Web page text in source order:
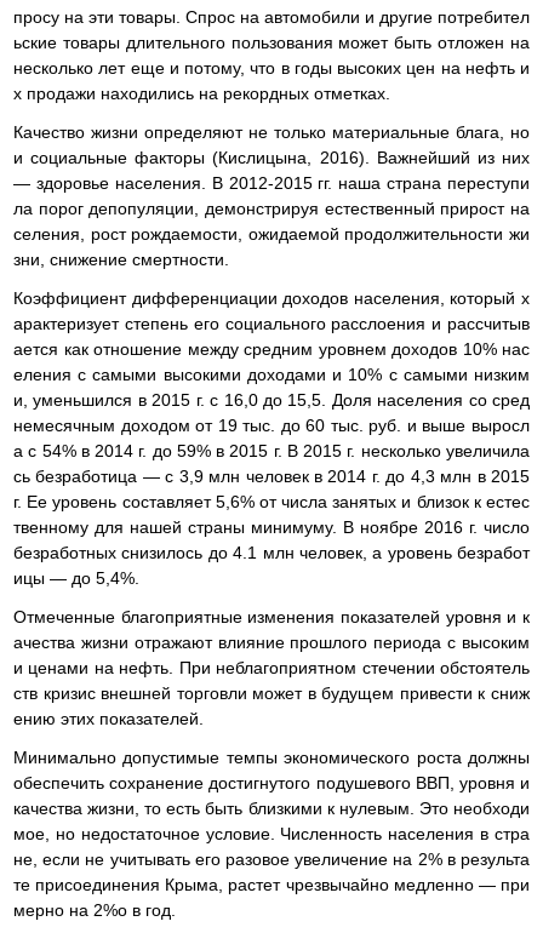
просу на эти товары. Спрос на автомобили и другие потребител
ьские товары длительного пользования может быть отложен на
несколько лет еще и потому, что в годы высоких цен на нефть и
х продажи находились на рекордных отметках.
Качество жизни определяют не только материальные блага, но
и социальные факторы (Кислицына, 2016). Важнейший из них
— здоровье населения. В 2012-2015 гг. наша страна переступи
ла порог депопуляции, демонстрируя естественный прирост на
селения, рост рождаемости, ожидаемой продолжительности жи
зни, снижение смертности.
Коэффициент дифференциации доходов населения, который х
арактеризует степень его социального расслоения и рассчитыв
ается как отношение между средним уровнем доходов 10% нас
еления с самыми высокими доходами и 10% с самыми низким
и, уменьшился в 2015 г. с 16,0 до 15,5. Доля населения со сред
немесячным доходом от 19 тыс. до 60 тыс. руб. и выше выросл
а с 54% в 2014 г. до 59% в 2015 г. В 2015 г. несколько увеличила
сь безработица — с 3,9 млн человек в 2014 г. до 4,3 млн в 2015
г. Ее уровень составляет 5,6% от числа занятых и близок к естес
твенному для нашей страны минимуму. В ноябре 2016 г. число
безработных снизилось до 4.1 млн человек, а уровень безработ
ицы — до 5,4%.
Отмеченные благоприятные изменения показателей уровня и к
ачества жизни отражают влияние прошлого периода с высоким
и ценами на нефть. При неблагоприятном стечении обстоятель
ств кризис внешней торговли может в будущем привести к сниж
ению этих показателей.
Минимально допустимые темпы экономического роста должны
обеспечить сохранение достигнутого подушевого ВВП, уровня и
качества жизни, то есть быть близкими к нулевым. Это необходи
мое, но недостаточное условие. Численность населения в стра
не, если не учитывать его разовое увеличение на 2% в результа
те присоединения Крыма, растет чрезвычайно медленно — при
мерно на 2%о в год.